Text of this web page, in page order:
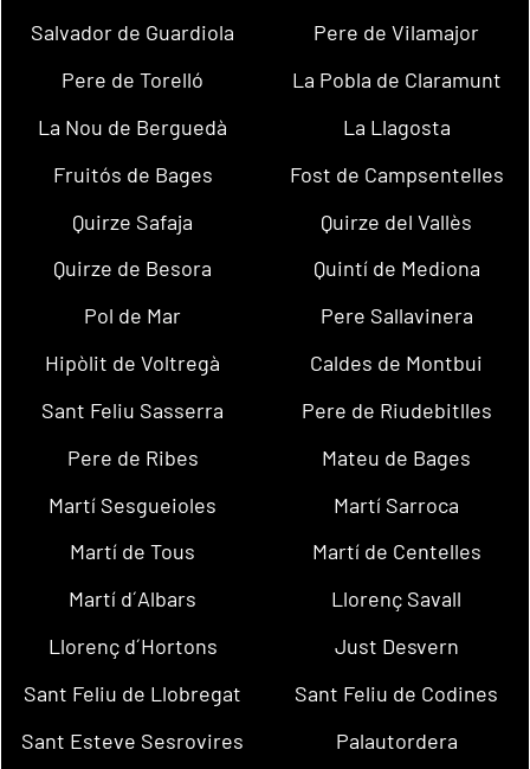
Salvador de Guardiola
Pere de Vilamajor
Pere de Torelló
La Pobla de Claramunt
La Nou de Berguedà
La Llagosta
Fruitós de Bages
Fost de Campsentelles
Quirze Safaja
Quirze del Vallès
Quirze de Besora
Quintí de Mediona
Pol de Mar
Pere Sallavinera
Hipòlit de Voltregà
Caldes de Montbui
Sant Feliu Sasserra
Pere de Riudebitlles
Pere de Ribes
Mateu de Bages
Martí Sesgueioles
Martí Sarroca
Martí de Tous
Martí de Centelles
Martí d´Albars
Llorenç Savall
Llorenç d´Hortons
Just Desvern
Sant Feliu de Llobregat
Sant Feliu de Codines
Sant Esteve Sesrovires
Palautordera